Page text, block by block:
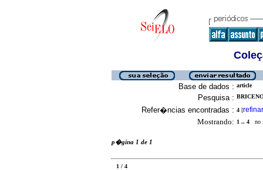
Base de dados : article
Pesquisa :
Refer�ncias encontradas : 4 [refinar
Mostrando: 1 .. 4 no
p�gina 1 de 1
1 / 4